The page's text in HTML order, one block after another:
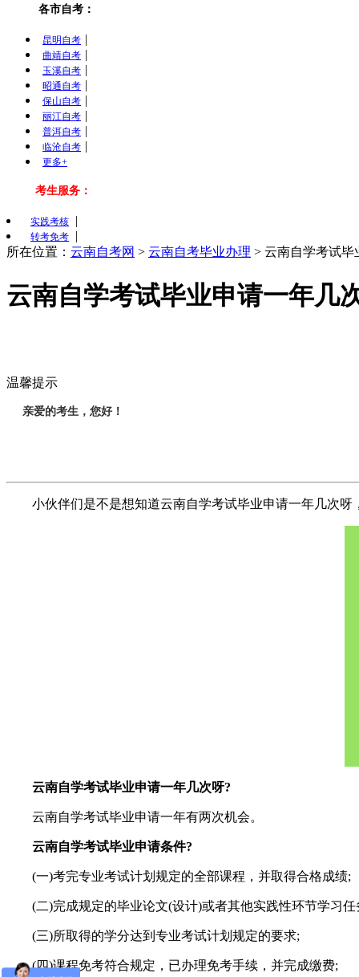
各市自考：
昆明自考 |
曲靖自考 |
玉溪自考 |
昭通自考 |
保山自考 |
丽江自考 |
普洱自考 |
临沧自考 |
更多+
考生服务：
实践考核 |
转考免考
|
所在位置： 云南自考网 > 云南自考毕业办理 > 云南自学考试毕
云南自学考试毕业申请一年几
温馨提示
亲爱的考生，您好！
小伙伴们是不是想知道云南自学考试毕业申请一年几次呀
云南自学考试毕业申请一年几次呀?
云南自学考试毕业申请一年有两次机会。
云南自学考试毕业申请条件?
(一)考完专业考试计划规定的全部课程，并取得合格成绩;
(二)完成规定的毕业论文(设计)或者其他实践性环节学习任
(三)所取得的学分达到专业考试计划规定的要求;
(四)课程免考符合规定，已办理免考手续，并完成缴费;